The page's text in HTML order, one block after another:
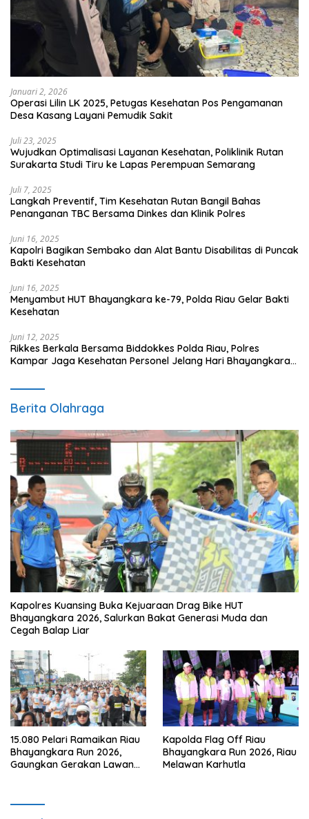
Januari 2, 2026
Operasi Lilin LK 2025, Petugas Kesehatan Pos Pengamanan
Desa Kasang Layani Pemudik Sakit
Juli 23, 2025
Wujudkan Optimalisasi Layanan Kesehatan, Poliklinik Rutan
Surakarta Studi Tiru ke Lapas Perempuan Semarang
Juli 7, 2025
Langkah Preventif, Tim Kesehatan Rutan Bangil Bahas
Penanganan TBC Bersama Dinkes dan Klinik Polres
Juni 16, 2025
Kapolri Bagikan Sembako dan Alat Bantu Disabilitas di Puncak
Bakti Kesehatan
Juni 16, 2025
Menyambut HUT Bhayangkara ke-79, Polda Riau Gelar Bakti
Kesehatan
Juni 12, 2025
Rikkes Berkala Bersama Biddokkes Polda Riau, Polres
Kampar Jaga Kesehatan Personel Jelang Hari Bhayangkara
Berita Olahraga
Kapolres Kuansing Buka Kejuaraan Drag Bike HUT
Bhayangkara 2026, Salurkan Bakat Generasi Muda dan
Cegah Balap Liar
15.080 Pelari Ramaikan Riau
Bhayangkara Run 2026,
Gaungkan Gerakan Lawan
Kapolda Flag Off Riau
Bhayangkara Run 2026, Riau
Melawan Karhutla